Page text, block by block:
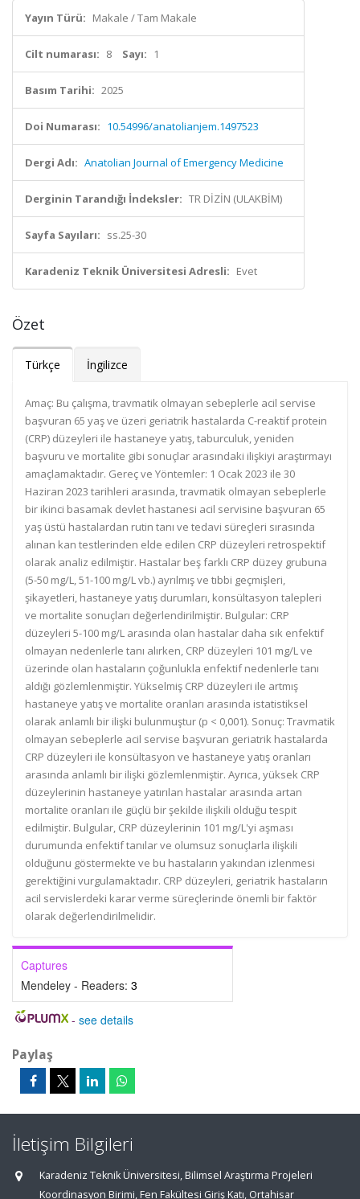
Yayın Türü: Makale / Tam Makale
Cilt numarası: 8 Sayı: 1
Basım Tarihi: 2025
Doi Numarası: 10.54996/anatolianjem.1497523
Dergi Adı: Anatolian Journal of Emergency Medicine
Derginin Tarandığı İndeksler: TR DİZİN (ULAKBİM)
Sayfa Sayıları: ss.25-30
Karadeniz Teknik Üniversitesi Adresli: Evet
Özet
Türkçe İngilizce
Amaç: Bu çalışma, travmatik olmayan sebeplerle acil servise
başvuran 65 yaş ve üzeri geriatrik hastalarda C-reaktif protein
(CRP) düzeyleri ile hastaneye yatış, taburculuk, yeniden
başvuru ve mortalite gibi sonuçlar arasındaki ilişkiyi araştırmayı
amaçlamaktadır. Gereç ve Yöntemler: 1 Ocak 2023 ile 30
Haziran 2023 tarihleri arasında, travmatik olmayan sebeplerle
bir ikinci basamak devlet hastanesi acil servisine başvuran 65
yaş üstü hastalardan rutin tanı ve tedavi süreçleri sırasında
alınan kan testlerinden elde edilen CRP düzeyleri retrospektif
olarak analiz edilmiştir. Hastalar beş farklı CRP düzey grubuna
(5-50 mg/L, 51-100 mg/L vb.) ayrılmış ve tıbbi geçmişleri,
şikayetleri, hastaneye yatış durumları, konsültasyon talepleri
ve mortalite sonuçları değerlendirilmiştir. Bulgular: CRP
düzeyleri 5-100 mg/L arasında olan hastalar daha sık enfektif
olmayan nedenlerle tanı alırken, CRP düzeyleri 101 mg/L ve
üzerinde olan hastaların çoğunlukla enfektif nedenlerle tanı
aldığı gözlemlenmiştir. Yükselmiş CRP düzeyleri ile artmış
hastaneye yatış ve mortalite oranları arasında istatistiksel
olarak anlamlı bir ilişki bulunmuştur (p < 0,001). Sonuç: Travmatik
olmayan sebeplerle acil servise başvuran geriatrik hastalarda
CRP düzeyleri ile konsültasyon ve hastaneye yatış oranları
arasında anlamlı bir ilişki gözlemlenmiştir. Ayrıca, yüksek CRP
düzeylerinin hastaneye yatırılan hastalar arasında artan
mortalite oranları ile güçlü bir şekilde ilişkili olduğu tespit
edilmiştir. Bulgular, CRP düzeylerinin 101 mg/L'yi aşması
durumunda enfektif tanılar ve olumsuz sonuçlarla ilişkili
olduğunu göstermekte ve bu hastaların yakından izlenmesi
gerektiğini vurgulamaktadır. CRP düzeyleri, geriatrik hastaların
acil servislerdeki karar verme süreçlerinde önemli bir faktör
olarak değerlendirilmelidir.
Captures
Mendeley - Readers: 3
- see details
Paylaş
İletişim Bilgileri
Karadeniz Teknik Üniversitesi, Bilimsel Araştırma Projeleri
Koordinasyon Birimi, Fen Fakültesi Giriş Katı, Ortahisar